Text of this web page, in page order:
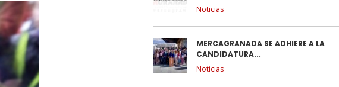
Noticias
MERCAGRANADA SE ADHIERE A LA
CANDIDATURA...
Noticias